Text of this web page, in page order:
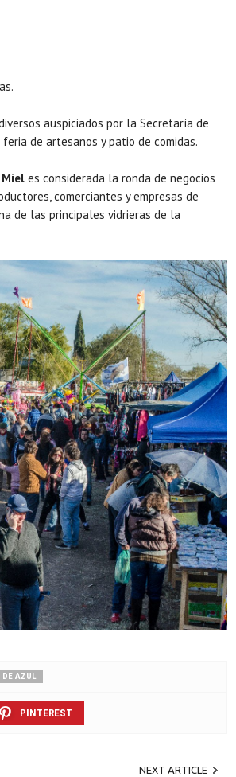
auspiciados por la Secretaría de
de artesanos y patio de comidas.
es considerada la ronda de negocios
comerciantes y empresas de
de las principales vidrieras de la
DE AZUL
PINTEREST
NEXT ARTICLE